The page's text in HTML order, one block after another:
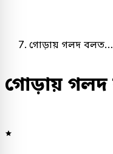
গোড়ায় গলদ বলত…
গোড়ায় গলদ